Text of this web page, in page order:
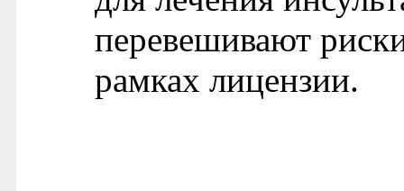
перевешивают
рамках лицензии.